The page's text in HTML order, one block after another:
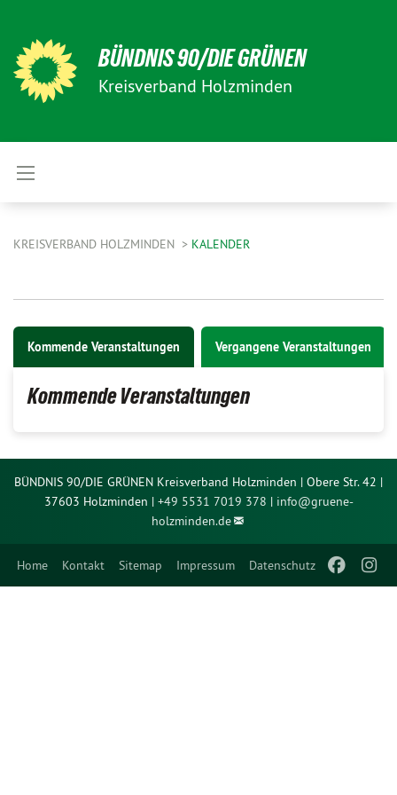
Home Kontakt Sitemap Impressum Datenschutz
BÜNDNIS 90/DIE GRÜNEN
Kreisverband Holzminden
KREISVERBAND HOLZMINDEN KALENDER
Kommende Veranstaltungen Vergangene Veranstaltungen
Kommende Veranstaltungen
BÜNDNIS 90/DIE GRÜNEN Kreisverband Holzminden | Obere Str. 42 |
37603 Holzminden | +49 5531 7019 378 | info@gruene-
holzminden.de